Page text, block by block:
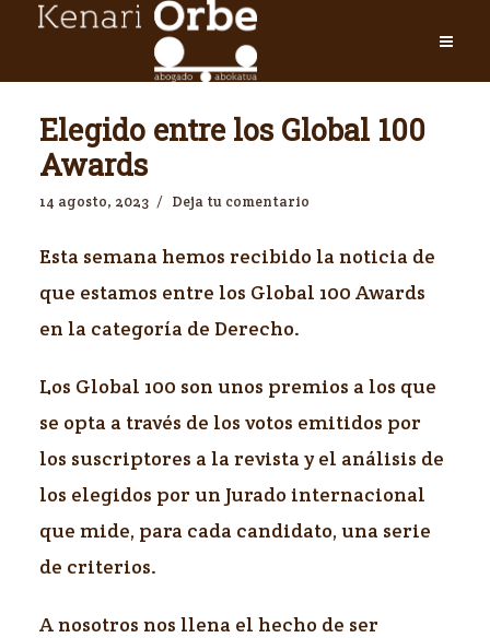
Elegido entre los Global 100
Awards
14 agosto, 2023 Deja tu comentario
Esta semana hemos recibido la noticia de
que estamos entre los Global 100 Awards
en la categoría de Derecho.
Los Global 100 son unos premios a los que
se opta a través de los votos emitidos por
los suscriptores a la revista y el análisis de
los elegidos por un Jurado internacional
que mide, para cada candidato, una serie
de criterios.
A nosotros nos llena el hecho de ser